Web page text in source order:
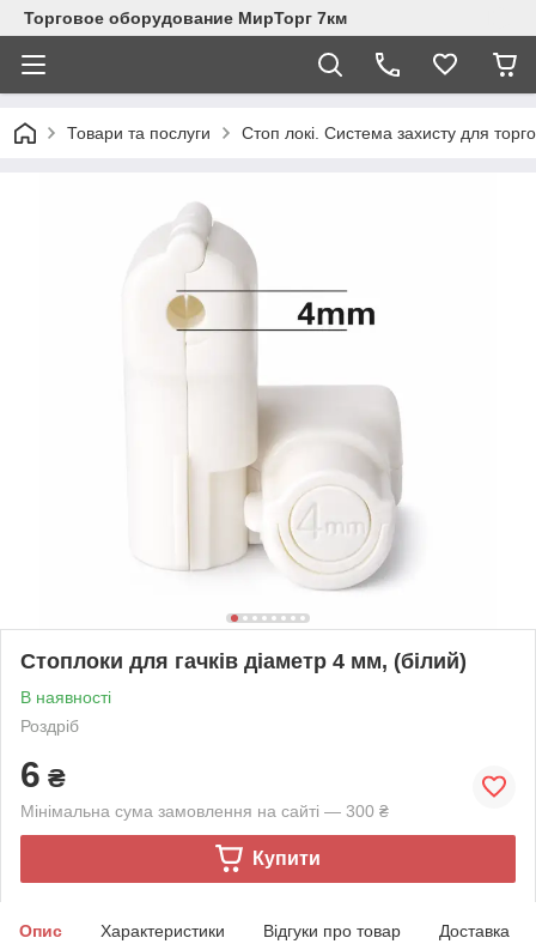
Торговое оборудование МирТорг 7км
Товари та послуги Стоп локі. Система захисту для
Стоплоки для гачків діаметр 4 мм, (білий)
В наявності
Роздріб
6 ₴
Мінімальна сума замовлення на сайті — 300 ₴
Купити
Опис Характеристики Відгуки про товар Доставка